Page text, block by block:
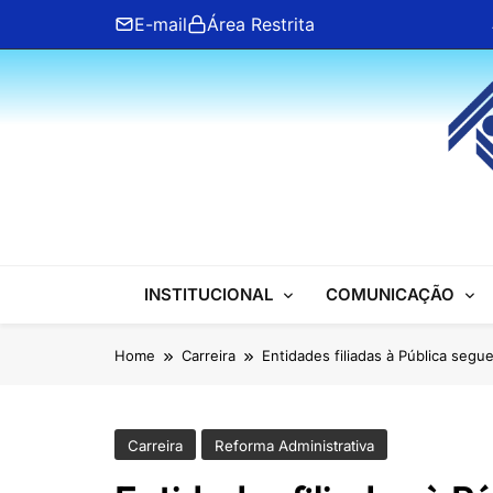
content
E-mail Área Restrita
ANFIP Nacional
INSTITUCIONAL COMUNICAÇÃO
Home Carreira Entidades filiadas à Pública
Carreira Reforma Administrativa